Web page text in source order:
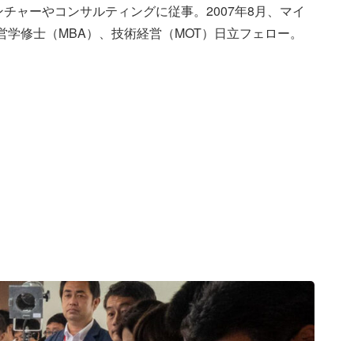
ャーやコンサルティングに従事。2007年8月、マイ
修士（MBA）、技術経営（MOT）日立フェロー。